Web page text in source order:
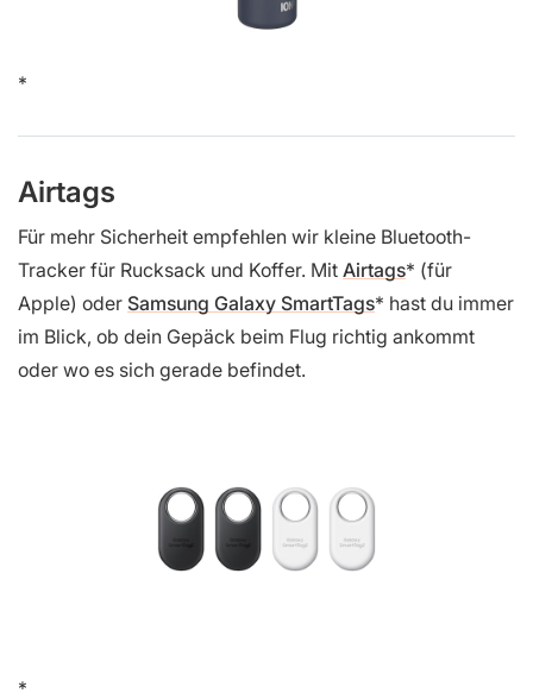
Airtags
Für mehr Sicherheit empfehlen wir kleine Bluetooth-
Tracker für Rucksack und Koffer. Mit Airtags
(für
Apple) oder Samsung Galaxy SmartTags
hast du immer
im Blick, ob dein Gepäck beim Flug richtig ankommt
oder wo es sich gerade befindet.